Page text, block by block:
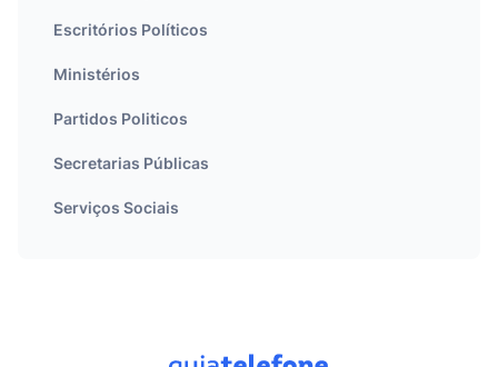
Escritórios Políticos
Ministérios
Partidos Politicos
Secretarias Públicas
Serviços Sociais